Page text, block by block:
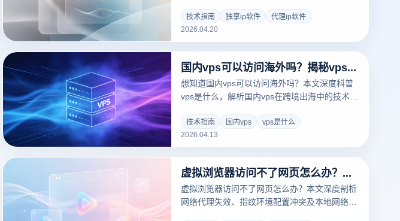
供一贯稳定、长效的多账号防关联解决方案，彻
底告别封号焦虑。
技术指南 独享ip软件
代理ip软件
2026.04.20
国内vps可以访问海外吗？揭秘vps是什么及其在跨境电商中的核心应用
想知道国内vps可以访问海外吗？本文深度科普
vps是什么，解析国内vps在跨境出海中的技术限
器，为您提供安全、合规的全球业务搭建方案。
结合云登指纹浏览器的底层隔离技术，教您如何
低成本实现多账号高效防关联，助力跨境电商稳
技术指南 国内vps
vps是什么
2026.04.13
虚拟浏览器访问不了网页怎么办？多账号防关联网络配置全解析
虚拟浏览器访问不了网页怎么办？本文深度剖析
网络代理失效、指纹环境配置冲突及本地网络拦